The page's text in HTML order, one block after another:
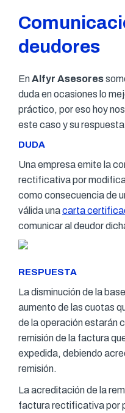
deudores
EnAlfyr Asesores
duda en ocasiones lo
práctico, por eso hoy
este caso y su
DUDA
Una empresa emite la
rectificativa por
como consecuencia de
válida unacarta
comunicar al deudor
RESPUESTA
La disminución de la
aumento de las cuotas
de la operación estarán
remisión de la factura
expedida, debiendo
remisión.
La acreditación de la
factura rectificativa por